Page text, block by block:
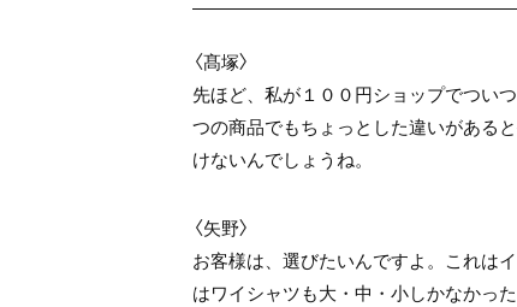
〈髙塚〉
先ほど、私が１００円ショップでつい
つの商品でもちょっとした違いがある
けないんでしょうね。
〈矢野〉
お客様は、選びたいんですよ。これは
はワイシャツも大・中・小しかなかった